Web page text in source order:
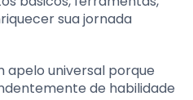
sua jornada
apelo universal porque
de habilidade